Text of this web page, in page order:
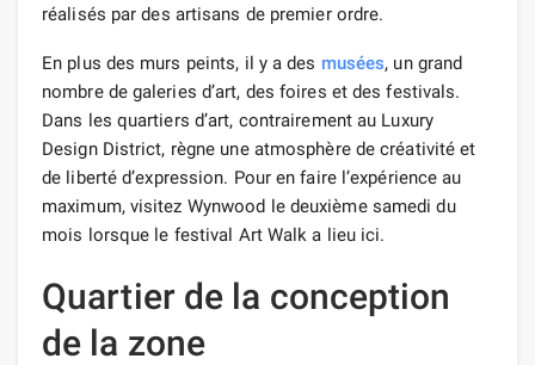
réalisés par des artisans de premier ordre.
En plus des murs peints, il y a des musées, un grand
nombre de galeries d’art, des foires et des festivals.
Dans les quartiers d’art, contrairement au Luxury
Design District, règne une atmosphère de créativité et
de liberté d’expression. Pour en faire l’expérience au
maximum, visitez Wynwood le deuxième samedi du
mois lorsque le festival Art Walk a lieu ici.
Quartier de la conception
de la zone